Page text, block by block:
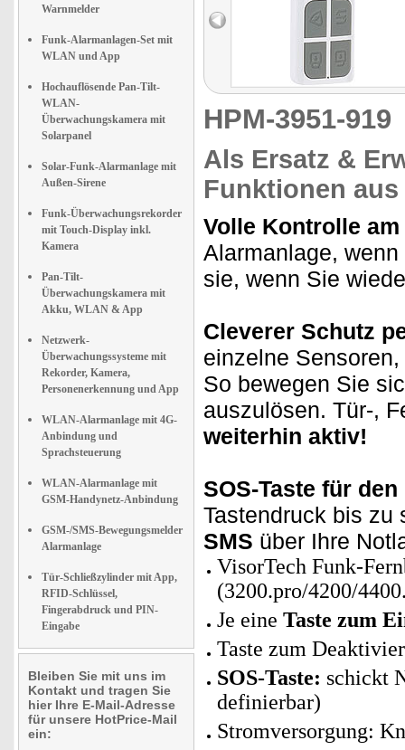
Warnmelder
Funk-Alarmanlagen-Set mit
WLAN und App
Hochauflösende Pan-Tilt-
WLAN-
Überwachungskamera mit
Solarpanel
Solar-Funk-Alarmanlage mit
Außen-Sirene
Funk-Überwachungsrekorder
mit Touch-Display inkl.
Kamera
Pan-Tilt-
Überwachungskamera mit
Akku, WLAN & App
Netzwerk-
Überwachungssysteme mit
Rekorder, Kamera,
Personenerkennung und App
WLAN-Alarmanlage mit 4G-
Anbindung und
Sprachsteuerung
WLAN-Alarmanlage mit
GSM-Handynetz-Anbindung
GSM-/SMS-Bewegungsmelder
Alarmanlage
Tür-Schließzylinder mit App,
RFID-Schlüssel,
Fingerabdruck und PIN-
Eingabe
Bleiben Sie mit uns im
Kontakt und tragen Sie
hier Ihre E-Mail-Adresse
für unsere HotPrice-Mail
ein:
HPM-3951-
Als Ersatz &
Funktionen aus
Volle Kontrolle am
Alarmanlage,
sie, wenn Sie
Cleverer Schutz
einzelne
So bewegen Sie
auszulösen. Tür-,
weiterhin aktiv!
SOS-Taste für
Tastendruck bis zu
SMS über Ihre
VisorTech Funk-
(3200.pro/4200/
Je eine Taste zum
Taste zum
SOS-Taste: schickt
definierbar)
Stromversorgung: